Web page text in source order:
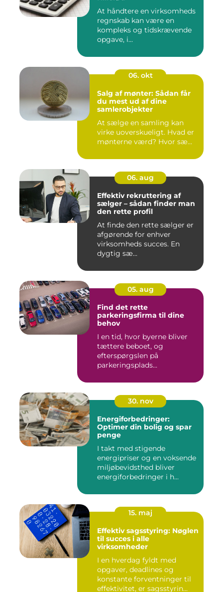
At håndtere en virksomheds
regnskab kan være en
kompleks og tidskrævende
opgave, i...
06. okt
Salg af mønter: Sådan får
du mest ud af dine
samlerobjekter
At sælge en samling kan
virke uoverskueligt. Hvad er
mønterne værd? Hvor sæ...
06. aug
Effektiv rekruttering af
sælger – sådan finder man
den rette profil
At finde den rette sælger er
afgørende for enhver
virksomheds succes. En
dygtig sæ...
05. aug
Find det rette
parkeringsfirma til dine
behov
I en tid, hvor byerne bliver
tættere beboet, og
efterspørgslen på
parkeringsplads...
30. nov
Energiforbedringer:
Optimer din bolig og spar
penge
I takt med stigende
energipriser og en voksende
miljøbevidsthed bliver
energiforbedringer i h...
15. maj
Effektiv sagsstyring: Nøglen
til succes i alle
virksomheder
I en hverdag fyldt med
opgaver, deadlines og
konstante forventninger til
effektivitet, er sagsstyrin...